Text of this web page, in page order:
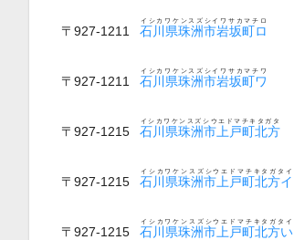
〒927-1211 石川県珠洲市岩坂町ロ
イシカワケンスズシイワサカマチロ
〒927-1211 石川県珠洲市岩坂町ワ
イシカワケンスズシイワサカマチワ
〒927-1215 石川県珠洲市上戸町北方
イシカワケンスズシウエドマチキタガタ
〒927-1215 石川県珠洲市上戸町北方イ
イシカワケンスズシウエドマチキタガタイ
〒927-1215 石川県珠洲市上戸町北方い
イシカワケンスズシウエドマチキタガタイ